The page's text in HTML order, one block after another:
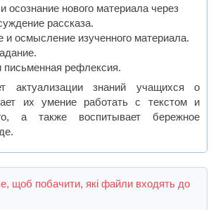
осознание нового материала через
рассказа.
и осмысление изученного материала.
письменная рефлексия.
актуализации знаний учащихся о
их умение работать с текстом и
а также воспитывает бережное
щоб побачити, які файли входять до